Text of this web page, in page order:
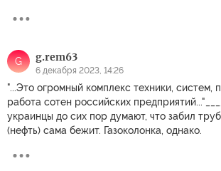
G g.rem63
6 декабря 2023, 14:26
"...Это огромный комплекс техники, систем,
работа сотен российских
украинцы до сих пор думают, что забил
(нефть) сама бежит. Газоколонка, однако.